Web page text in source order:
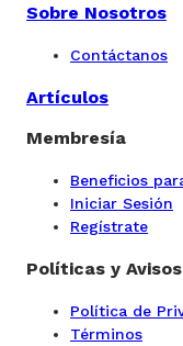
Sobre Nosotros
Contáctanos
Artículos
Membresía
Beneficios
Iniciar Sesión
Regístrate
Políticas y Avisos
Política de
Términos